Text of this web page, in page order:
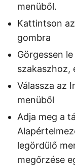
menüből.
Kattintson
gombra
Görgessen
szakaszhoz,
Válassza az
menüből
Adja meg a
legördülő
megőrzése